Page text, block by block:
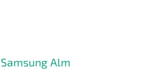
Samsung Alm